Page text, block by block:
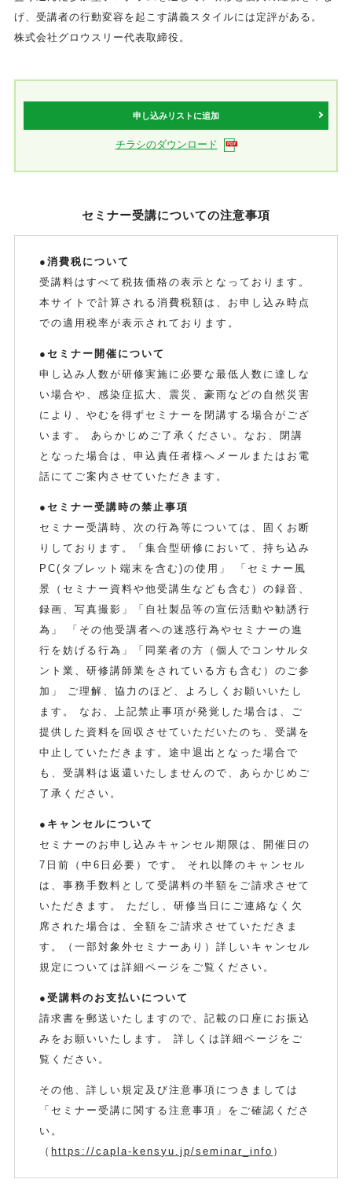
げ、受講者の行動変容を起こす講義スタイルには定評がある。
株式会社グロウスリー代表取締役。
申し込みリストに追加
チラシのダウンロード
セミナー受講についての注意事項
●消費税について
受講料はすべて税抜価格の表示となっております。
本サイトで計算される消費税額は、お申し込み時点
での適用税率が表示されております。
●セミナー開催について
申し込み人数が研修実施に必要な最低人数に達しな
い場合や、感染症拡大、震災、豪雨などの自然災害
により、やむを得ずセミナーを閉講する場合がござ
います。 あらかじめご了承ください。なお、閉講
となった場合は、申込責任者様へメールまたはお電
話にてご案内させていただきます。
●セミナー受講時の禁止事項
セミナー受講時、次の行為等については、固くお断
りしております。「集合型研修において、持ち込み
PC(タブレット端末を含む)の使用」 「セミナー風
景（セミナー資料や他受講生なども含む）の録音、
録画、写真撮影」「自社製品等の宣伝活動や勧誘行
為」 「その他受講者への迷惑行為やセミナーの進
行を妨げる行為」「同業者の方（個人でコンサルタ
ント業、研修講師業をされている方も含む）のご参
加」 ご理解、協力のほど、よろしくお願いいたし
ます。 なお、上記禁止事項が発覚した場合は、ご
提供した資料を回収させていただいたのち、受講を
中止していただきます。途中退出となった場合で
も、受講料は返還いたしませんので、あらかじめご
了承ください。
●キャンセルについて
セミナーのお申し込みキャンセル期限は、開催日の
7日前（中6日必要）です。 それ以降のキャンセル
は、事務手数料として受講料の半額をご請求させて
いただきます。 ただし、研修当日にご連絡なく欠
席された場合は、全額をご請求させていただきま
す。（一部対象外セミナーあり）詳しいキャンセル
規定については詳細ページをご覧ください。
●受講料のお支払いについて
請求書を郵送いたしますので、記載の口座にお振込
みをお願いいたします。 詳しくは詳細ページをご
覧ください。
その他、詳しい規定及び注意事項につきましては
「セミナー受講に関する注意事項」をご確認くださ
い。
（ https://capla-kensyu.jp/seminar_info ）